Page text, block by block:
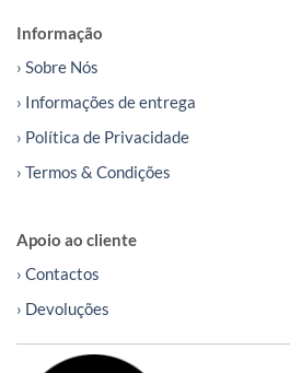
Informação
› Sobre Nós
› Informações de entrega
› Política de Privacidade
› Termos & Condições
Apoio ao cliente
› Contactos
› Devoluções